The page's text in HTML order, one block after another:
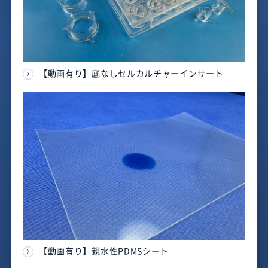
【動画有り】底なしセルカルチャーインサート
【動画有り】親水性PDMSシート